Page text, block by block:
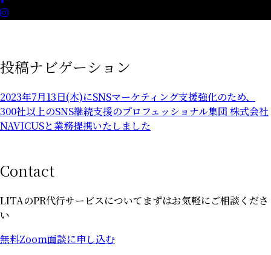
投稿ナビゲーション
2023年7月13日(木)にSNSマーケティング支援強化のため、
300社以上のSNS継続支援のプロフェッショナル集団 株式会社
NAVICUSと業務提携いたしました
Contact
LITAのPR代行サービスについてまずはお気軽にご相談くださ
い
無料Zoom面談に申し込む